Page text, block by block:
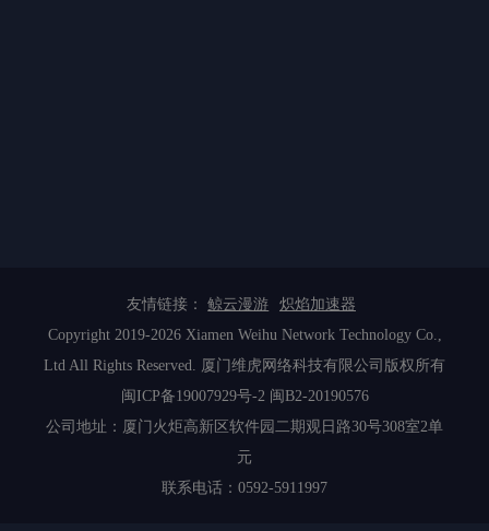
友情链接： 鲸云漫游
炽焰加速器
Copyright 2019-2026 Xiamen Weihu Network Technology Co.,
Ltd All Rights Reserved. 厦门维虎网络科技有限公司版权所有
闽ICP备19007929号-2 闽B2-20190576
公司地址：厦门火炬高新区软件园二期观日路30号308室2单
元
联系电话：0592-5911997